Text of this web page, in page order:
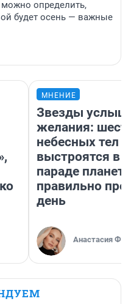
можно определить,
будет осень — важные
МНЕНИЕ
Звезды
желания:
небесных тел
выстроятся в
параде планет
правильно
день
Анастасия